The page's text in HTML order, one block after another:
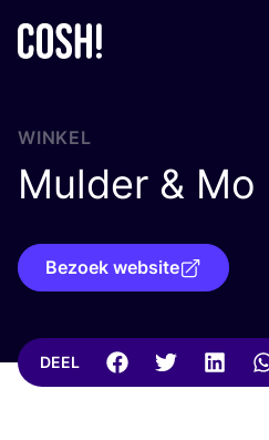
WINKEL
Mulder & Mo
Bezoek website
DEEL